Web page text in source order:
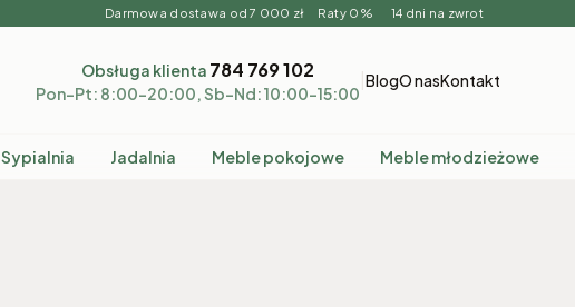
Darmowa dostawa od 7 000 zł Raty 0% 14 dni na zwrot
Obsługa klienta 784 769 102
Pon–Pt: 8:00–20:00, Sb–Nd: 10:00–15:00
BlogO nasKontakt
Sypialnia Jadalnia Meble pokojowe Meble młodzieżowe